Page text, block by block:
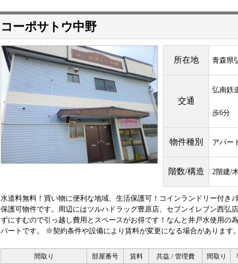
コーポサトウ中野
所在地 青森県
交通
弘南鉄
歩6分
物件種別 アパー
階数/構造 2階建/
水道料無料！買い物に便利な地域、生活保護可！コインランドリー付き
保護可物件です。周辺にはツルハドラッグ豊原店、セブンイレブン西弘
ずにすむので引っ越し費用とスペースがお得です！なんと井戸水使用の
パートです。 ※契約条件や設備により賃料が変更になる場合があります。
間取り 部屋番号 賃料 共益 / 管理費 間取り